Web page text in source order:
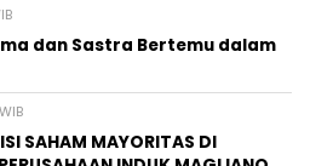
dan Sastra Bertemu dalam
SAHAM MAYORITAS DI